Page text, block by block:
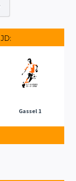
Gassel 1